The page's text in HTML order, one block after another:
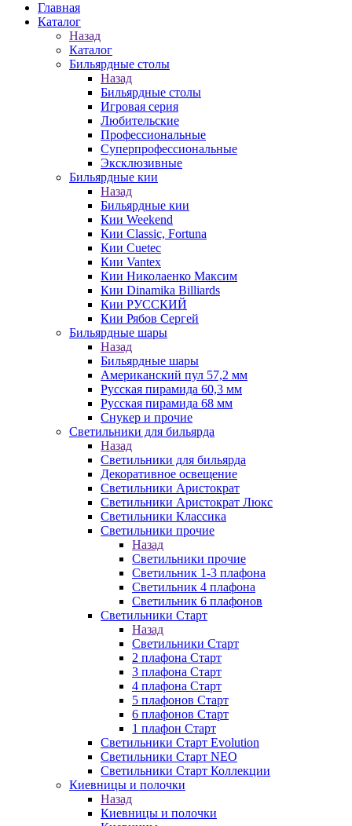
Главная
Каталог
Назад
Каталог
Бильярдные столы
Назад
Бильярдные столы
Игровая серия
Любительские
Профессиональные
Суперпрофессиональные
Эксклюзивные
Бильярдные кии
Назад
Бильярдные кии
Кии Weekend
Кии Classic, Fortuna
Кии Cuetec
Кии Vantex
Кии Николаенко Максим
Кии Dinamika Billiards
Кии РУССКИЙ
Кии Рябов Сергей
Бильярдные шары
Назад
Бильярдные шары
Американский пул 57,2 мм
Русская пирамида 60,3 мм
Русская пирамида 68 мм
Снукер и прочие
Светильники для бильярда
Назад
Светильники для бильярда
Декоративное освещение
Светильники Аристократ
Светильники Аристократ Люкс
Светильники Классика
Светильники прочие
Назад
Светильники прочие
Светильник 1-3 плафона
Светильник 4 плафона
Светильник 6 плафонов
Светильники Старт
Назад
Светильники Старт
2 плафона Старт
3 плафона Старт
4 плафона Старт
5 плафонов Старт
6 плафонов Старт
1 плафон Старт
Светильники Старт Evolution
Светильники Старт NEO
Светильники Старт Коллекции
Киевницы и полочки
Назад
Киевницы и полочки